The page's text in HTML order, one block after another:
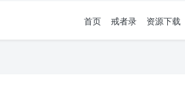
首页 戒者录 资源下载